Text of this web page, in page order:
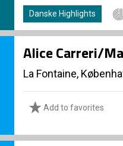
Danske Highlights
Alice Carreri/
La Fontaine,
Add to favorites